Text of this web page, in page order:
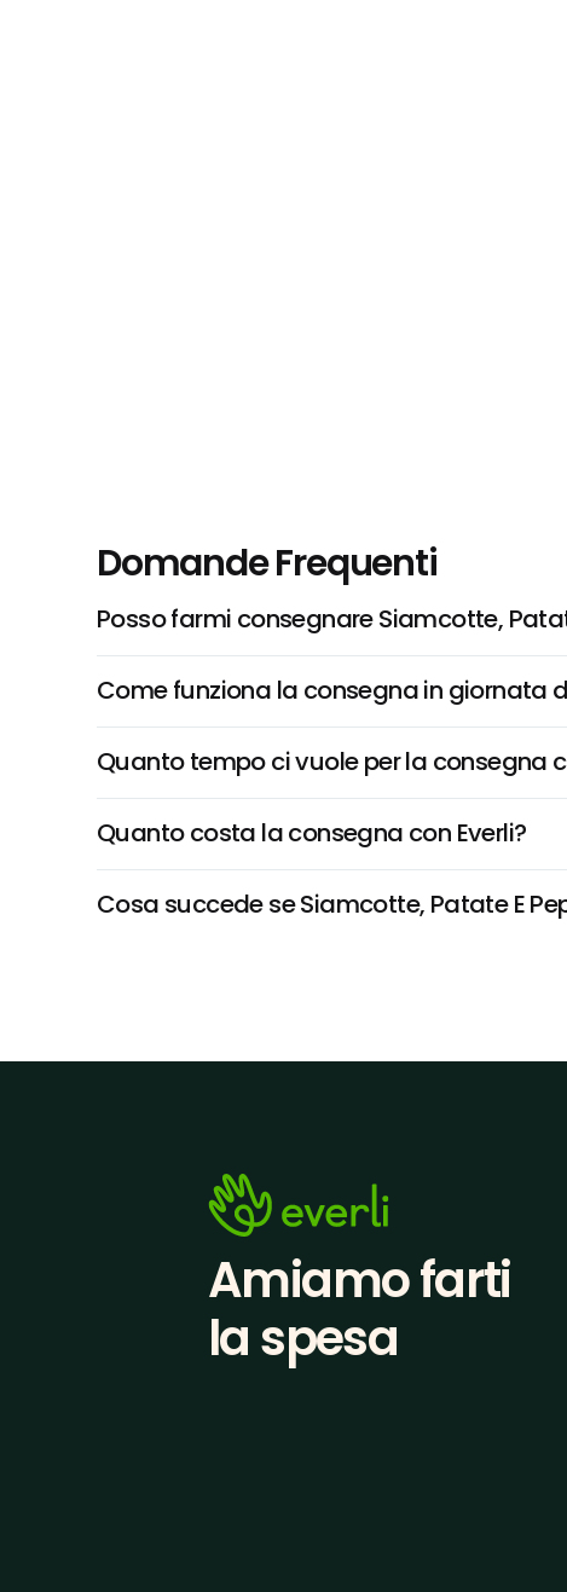
Domande Frequenti
Posso farmi consegnare Siamcotte,
Come funziona la consegna in giornata
Quanto tempo ci vuole per la consegna
Quanto costa la consegna con Everli?
Cosa succede se Siamcotte, Patate E
Amiamo farti
la spesa